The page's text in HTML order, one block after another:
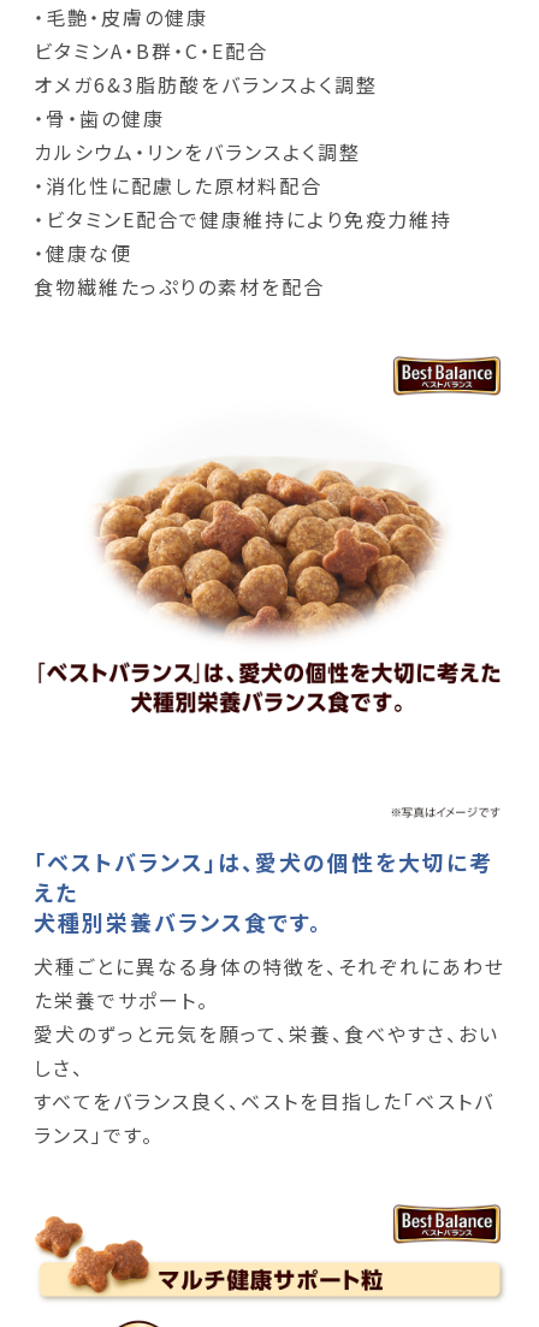
・毛艶・皮膚の健康
ビタミンA・B群・C・E配合
オメガ6&3脂肪酸をバランスよく調整
・骨・歯の健康
カルシウム・リンをバランスよく調整
・消化性に配慮した原材料配合
・ビタミンE配合で健康維持により免疫力維持
・健康な便
食物繊維たっぷりの素材を配合
「ベストバランス」は、愛犬の個性を大切に考
えた
犬種別栄養バランス食です。
犬種ごとに異なる身体の特徴を、それぞれにあわせ
た栄養でサポート。
愛犬のずっと元気を願って、栄養、食べやすさ、おい
しさ、
すべてをバランス良く、ベストを目指した「ベストバ
ランス」です。